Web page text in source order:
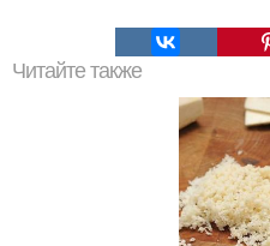
Читайте также